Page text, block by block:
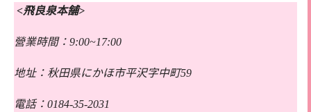
<飛良泉本舗>
營業時間：9:00~17:00
地址：秋田県にかほ市平沢字中町59
電話：0184-35-2031